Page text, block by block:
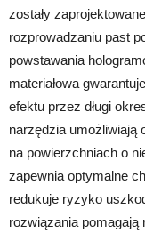
zostały
rozprowadzaniu past
powstawania
materiałowa
efektu przez długi
narzędzia umożliwiają
na powierzchniach o
zapewnia optymalne
redukuje ryzyko
rozwiązania